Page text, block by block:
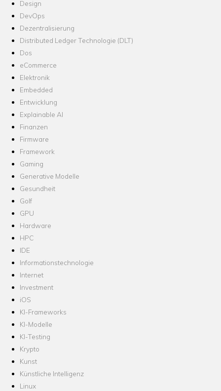
Design
DevOps
Dezentralisierung
Distributed Ledger Technologie (DLT)
Dos
eCommerce
Elektronik
Embedded
Entwicklung
Explainable AI
Finanzen
Firmware
Framework
Gaming
Generative Modelle
Gesundheit
Golf
GPU
Hardware
HPC
IDE
Informationstechnologie
Internet
Investment
iOS
KI-Frameworks
KI-Modelle
KI-Testing
Krypto
Kunst
Künstliche Intelligenz
Linux